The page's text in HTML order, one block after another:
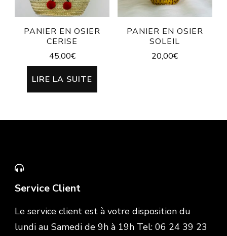
PANIER EN OSIER
CERISE
45,00€
LIRE LA SUITE
PANIER EN OSIER
SOLEIL
20,00€
Service Client
Le service client est à votre disposition du
lundi au Samedi de 9h à 19h Tel: 06 24 39 23